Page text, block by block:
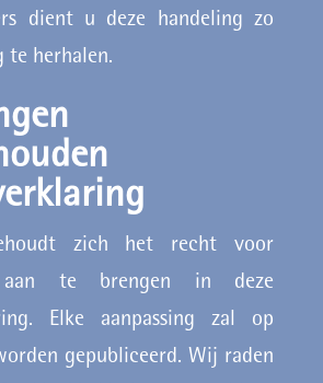
dient u deze handeling zo
te herhalen.
zich het recht voor
aan te brengen in deze
Elke aanpassing zal op
gepubliceerd. Wij raden